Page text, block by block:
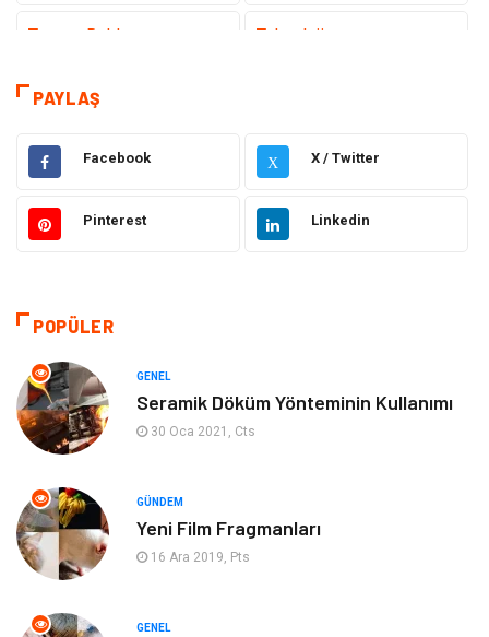
Tanıtıcı Reklam Teknoloji
Eğitim
Hukuk Sağlıklı Yaşam
Elektrik Elektronik Giyim
Bilgisayar & Yazılım
Gıda
Makine
Organizasyon Yeme İçme
PAYLAŞ
Facebook X X / Twitter
Pinterest Linkedin
POPÜLER
GENEL
Seramik Döküm Yönteminin Kullanımı
30 Oca 2021, Cts
GÜNDEM
Yeni Film Fragmanları
16 Ara 2019, Pts
GENEL